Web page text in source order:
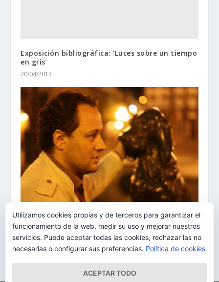
Exposición bibliográfica: ‘Luces sobre un tiempo
en gris’
20/04/2013
9º Auditorio 20/12/14
20/12/2014
Utilizamos cookies propias y de terceros para garantizar el
funcionamiento de la web, medir su uso y mejorar nuestros
servicios. Puede aceptar todas las cookies, rechazar las no
necesarias o configurar sus preferencias. Política de cookies
ACEPTAR TODO